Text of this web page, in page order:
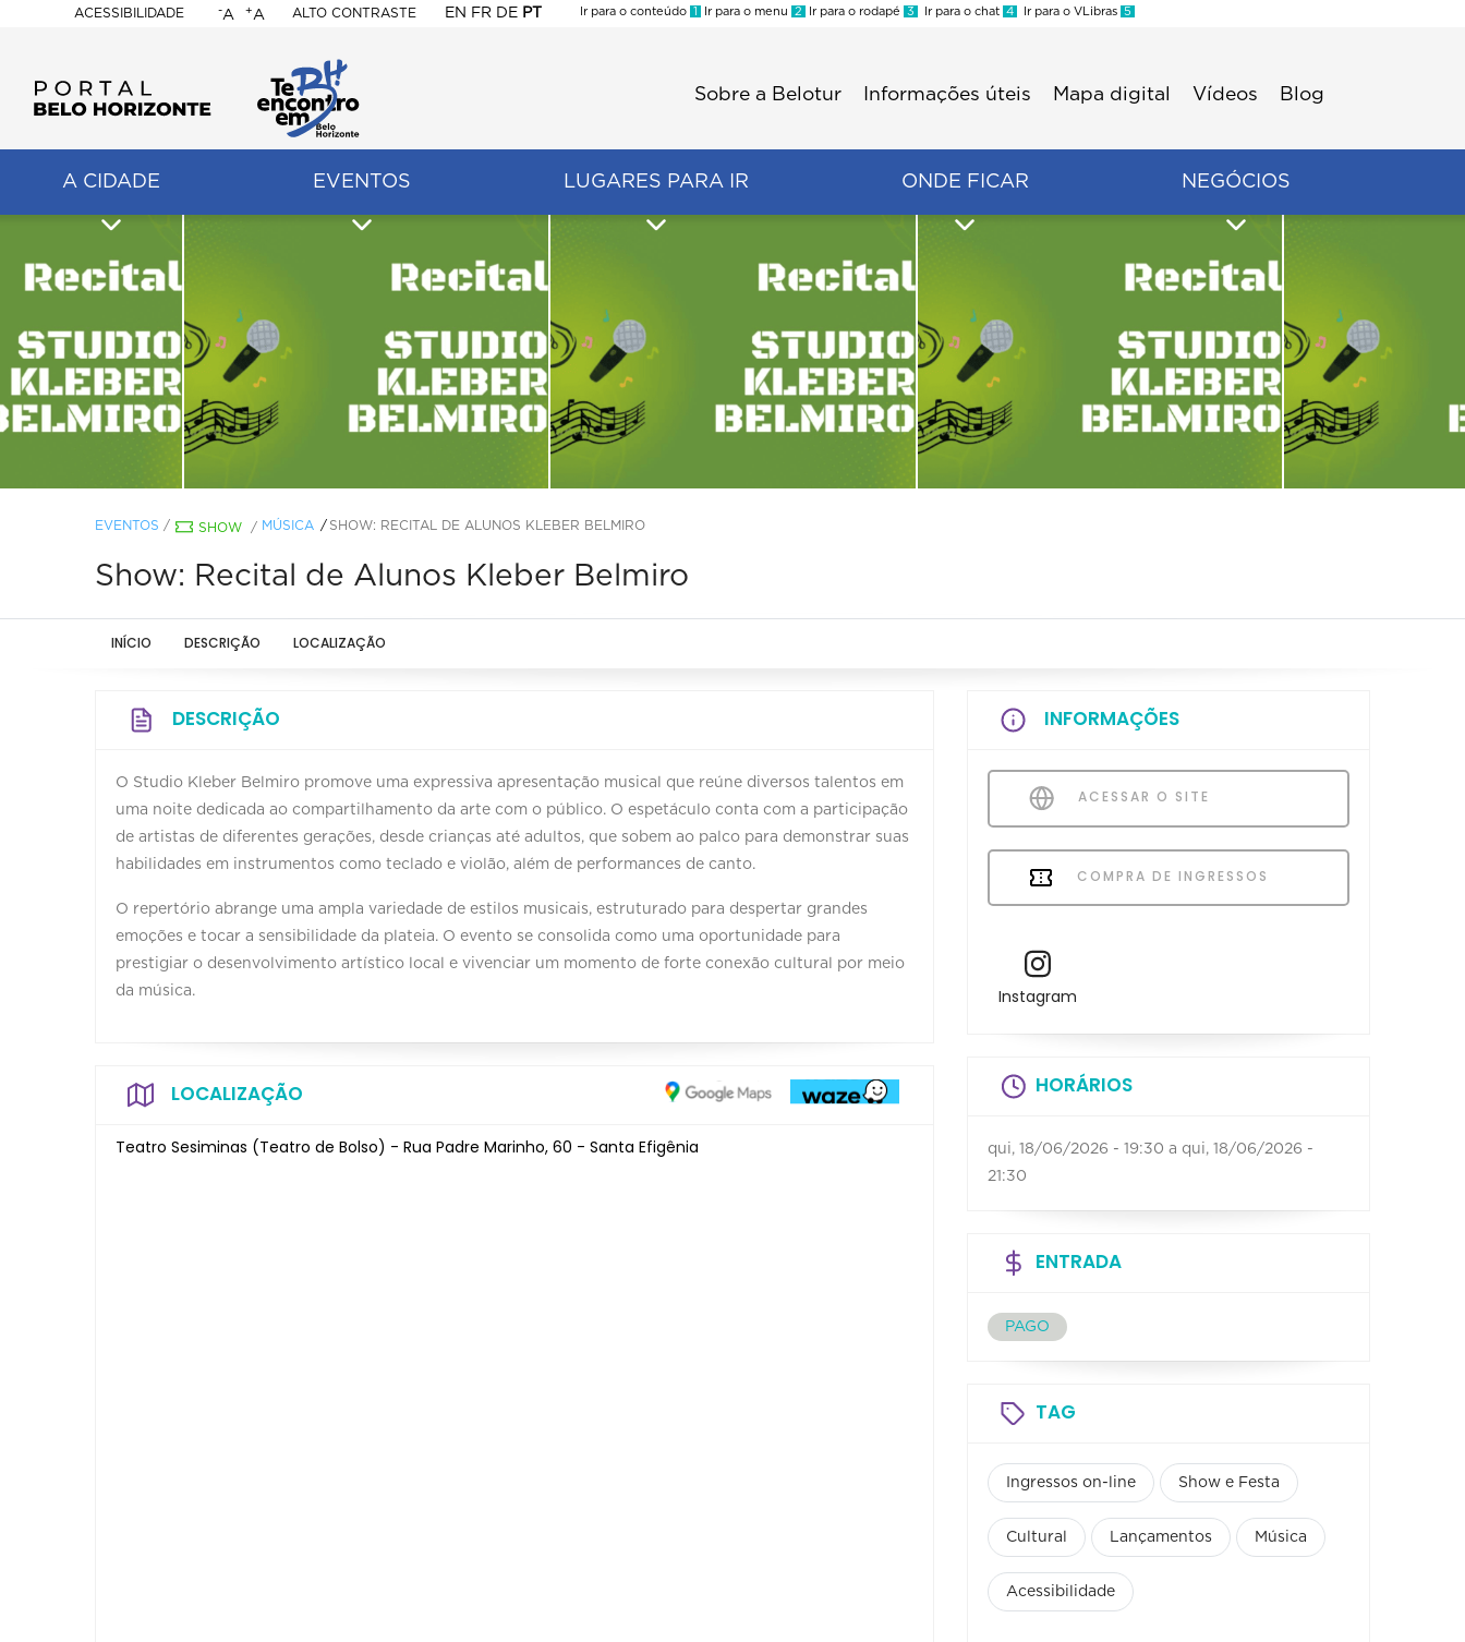
ACESSIBILIDADE
BELO
HORIZONTE
-A +A ALTO CONTRASTE EN FR DE PT
Ir para o conteúdo 1 Ir para o menu 2 Ir para o rodapé 3 Ir para o chat 4 Ir para o VLibras 5
Sobre a Belotur Informações úteis Mapa digital Vídeos Blog
A CIDADE EVENTOS LUGARES PARA IR ONDE FICAR NEGÓCIOS
EVENTOS / SHOW / MÚSICA SHOW: RECITAL DE ALUNOS KLEBER BELMIRO
Show: Recital de Alunos Kleber Belmiro
INÍCIO DESCRIÇÃO LOCALIZAÇÃO
DESCRIÇÃO
O Studio Kleber Belmiro promove uma expressiva apresentação musical que reúne diversos talentos em
uma noite dedicada ao compartilhamento da arte com o público. O espetáculo conta com a participação
de artistas de diferentes gerações, desde crianças até adultos, que sobem ao palco para demonstrar suas
habilidades em instrumentos como teclado e violão, além de performances de canto.
O repertório abrange uma ampla variedade de estilos musicais, estruturado para despertar grandes
emoções e tocar a sensibilidade da plateia. O evento se consolida como uma oportunidade para
prestigiar o desenvolvimento artístico local e vivenciar um momento de forte conexão cultural por meio
da música.
LOCALIZAÇÃO
Teatro Sesiminas (Teatro de Bolso) - Rua Padre Marinho, 60 - Santa Efigênia
INFORMAÇÕES
ACESSAR O SITE
COMPRA DE INGRESSOS
Instagram
HORÁRIOS
qui, 18/06/2026 - 19:30 a qui, 18/06/2026 -
21:30
ENTRADA
PAGO
TAG
Ingressos on-line Show e Festa
Cultural Lançamentos Música
Acessibilidade